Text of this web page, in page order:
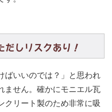
しリスクあり！
ばいいのでは？」と思われ
ません。確かにモニエル瓦
クリート製のため非常に吸